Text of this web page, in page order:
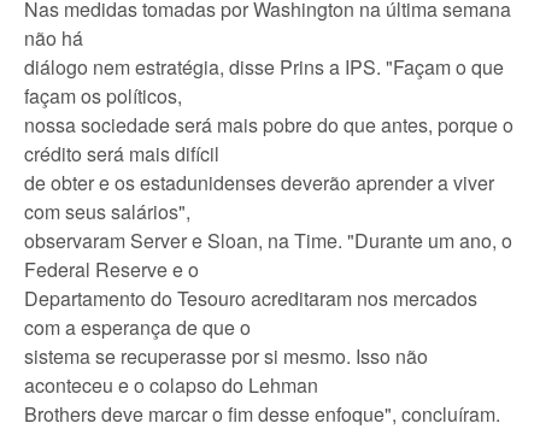
Nas medidas tomadas por Washington na última semana
não há
diálogo nem estratégia, disse Prins a IPS. "Façam o que
façam os políticos,
nossa sociedade será mais pobre do que antes, porque o
crédito será mais difícil
de obter e os estadunidenses deverão aprender a viver
com seus salários",
observaram Server e Sloan, na Time. "Durante um ano, o
Federal Reserve e o
Departamento do Tesouro acreditaram nos mercados
com a esperança de que o
sistema se recuperasse por si mesmo. Isso não
aconteceu e o colapso do Lehman
Brothers deve marcar o fim desse enfoque", concluíram.